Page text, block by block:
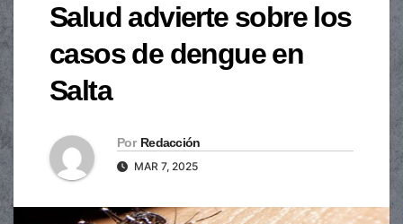
Salud advierte sobre los
casos de dengue en
Salta
Por Redacción
MAR 7, 2025